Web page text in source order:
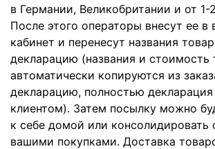
в Германии, Великобритании и от 1-
После этого операторы внесут ее в
кабинет и перенесут названия
декларацию (названия и стоимость
автоматически копируются из
декларацию, полностью декларация
клиентом). Затем посылку можно
к себе домой или консолидировать
вашими покупками. Доставка